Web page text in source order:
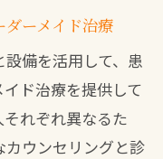
ーメイド治療
備を活用して、患
ド治療を提供して
れぞれ異なるた
ウンセリングと診